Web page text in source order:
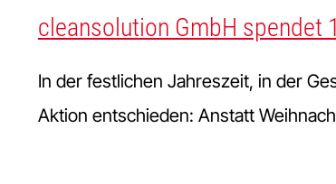
cleansolution GmbH spendet
In der festlichen Jahreszeit, in der
Aktion entschieden: Anstatt